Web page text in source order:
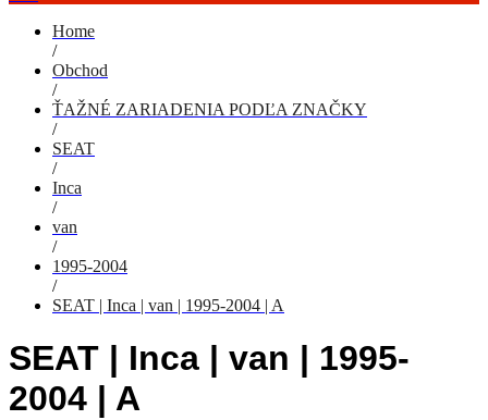
Home
/
Obchod
/
ŤAŽNÉ ZARIADENIA PODĽA ZNAČKY
/
SEAT
/
Inca
/
van
/
1995-2004
/
SEAT | Inca | van | 1995-2004 | A
SEAT | Inca | van | 1995-
2004 | A